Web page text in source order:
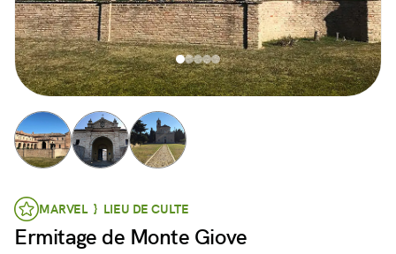
MARVEL } LIEU DE CULTE
Ermitage de Monte Giove